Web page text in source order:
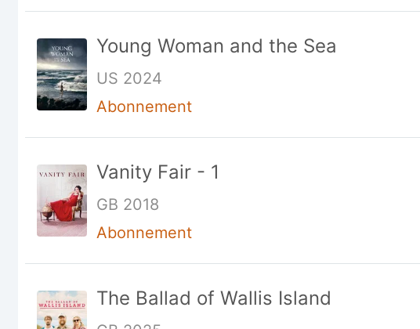
Young Woman and the Sea
US 2024
Abonnement
Vanity Fair - 1
GB 2018
Abonnement
The Ballad of Wallis Island